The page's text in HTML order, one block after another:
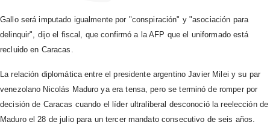
Gallo será imputado igualmente por "conspiración" y "asociación para
delinquir", dijo el fiscal, que confirmó a la AFP que el uniformado está
recluido en Caracas.
La relación diplomática entre el presidente argentino Javier Milei y su par
venezolano Nicolás Maduro ya era tensa, pero se terminó de romper por
decisión de Caracas cuando el líder ultraliberal desconoció la reelección de
Maduro el 28 de julio para un tercer mandato consecutivo de seis años.